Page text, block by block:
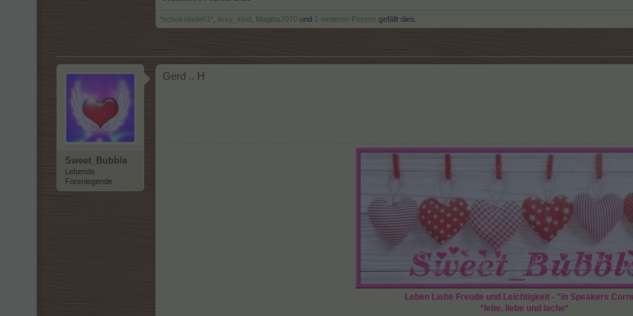
*schokolade61* lissy_kind Magitta7070 und 1 weiteren Person gefällt dies.
Sweet_Bubble
Lebende
Forenlegende
Gerd .. H
Leben Liebe Freude und Leichtigkeit - "in Speakers
*lebe, liebe und lache*